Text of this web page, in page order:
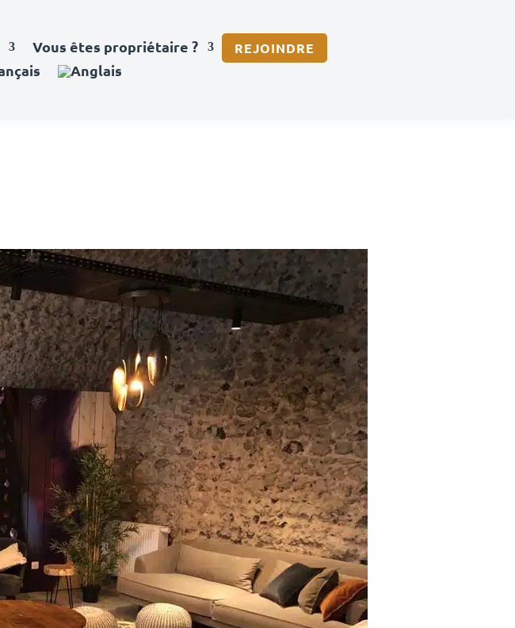
Vous êtes propriétaire ?
REJOINDRE